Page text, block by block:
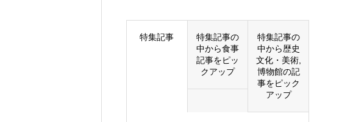
特集記事
特集記事の
中から食事
記事をピッ
クアップ
特集記事の
中から歴史
文化・美術,
博物館の記
事をピック
アップ